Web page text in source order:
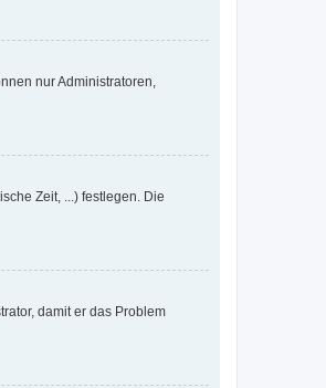
nur Administratoren,
Zeit, ...) festlegen. Die
damit er das Problem